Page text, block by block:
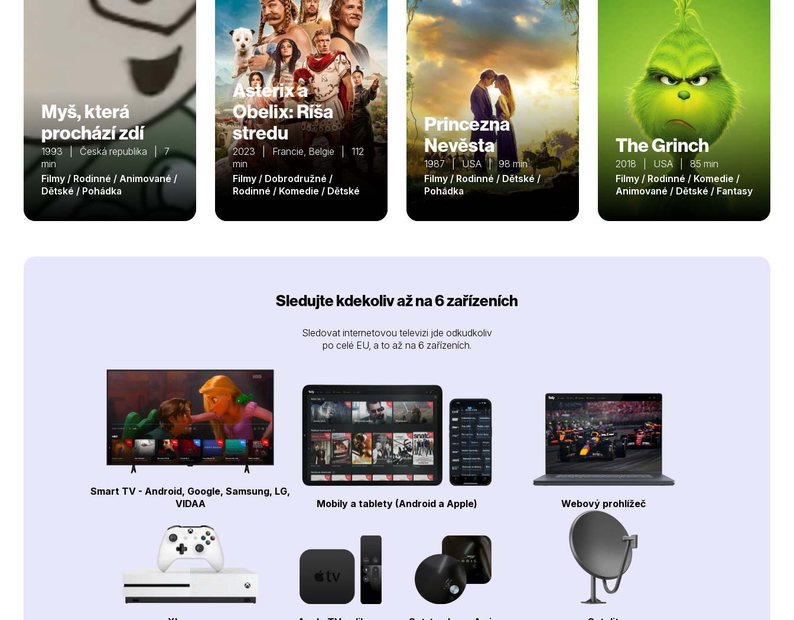
Myš, která
prochází zdí
1993 | Česká republika | 7
min
Filmy / Rodinné / Animované /
Dětské / Pohádka
Asterix a
Obelix: Ríša
stredu
2023 | Francie, Belgie | 112
min
Filmy / Dobrodružné /
Rodinné / Komedie / Dětské
Princezna
Nevěsta
1987 | USA | 98 min
Filmy / Rodinné / Dětské /
Pohádka
The Grinch
2018 | USA | 85 min
Filmy / Rodinné / Komedie /
Animované / Dětské / Fantasy
Sledujte kdekoliv až na 6 zařízeních
Sledovat internetovou televizi jde odkudkoliv
po celé EU, a to až na 6 zařízeních.
Smart TV - Android, Google, Samsung, LG,
VIDAA
Mobily a tablety (Android a Apple) Webový prohlížeč